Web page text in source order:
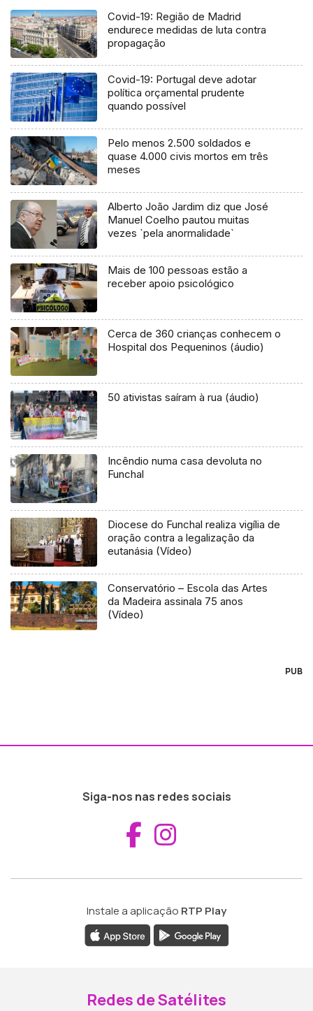
Covid-19: Região de Madrid
endurece medidas de luta contra
propagação
Covid-19: Portugal deve adotar
política orçamental prudente
quando possível
Pelo menos 2.500 soldados e
quase 4.000 civis mortos em três
meses
Alberto João Jardim diz que José
Manuel Coelho pautou muitas
vezes `pela anormalidade`
Mais de 100 pessoas estão a
receber apoio psicológico
Cerca de 360 crianças conhecem o
Hospital dos Pequeninos (áudio)
50 ativistas saíram à rua (áudio)
Incêndio numa casa devoluta no
Funchal
Diocese do Funchal realiza vigília de
oração contra a legalização da
eutanásia (Vídeo)
Conservatório – Escola das Artes
da Madeira assinala 75 anos
(Vídeo)
PUB
Siga-nos nas redes sociais
Aceder ao
Instale a aplicação RTP Play
Redes de Satélites